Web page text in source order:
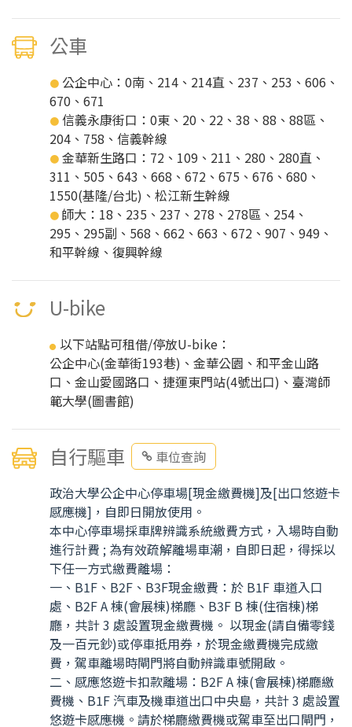
公車
● 公企中心：0南、214、214直、237、253、606、
670、671
● 信義永康街口：0東、20、22、38、88、88區、
204、758、信義幹線
● 金華新生路口：72、109、211、280、280直、
311、505、643、668、672、675、676、680、
1550(基隆/台北)、松江新生幹線
● 師大：18、235、237、278、278區、254、
295、295副、568、662、663、672、907、949、
和平幹線、復興幹線
U-bike
● 以下站點可租借/停放U-bike：
公企中心(金華街193巷)、金華公園、和平金山路
口、金山愛國路口、捷運東門站(4號出口)、臺灣師
範大學(圖書館)
自行驅車
車位查詢
政治大學公企中心停車場[現金繳費機]及[出口悠遊卡
感應機]，自即日開放使用。
本中心停車場採車牌辨識系統繳費方式，入場時自動
進行計費 ; 為有效疏解離場車潮，自即日起，得採以
下任一方式繳費離場：
一、B1F、B2F、B3F現金繳費：於 B1F 車道入口
處、B2F A 棟(會展棟)梯廳、B3F B 棟(住宿棟)梯
廳，共計 3 處設置現金繳費機。 以現金(請自備零錢
及一百元鈔)或停車抵用券，於現金繳費機完成繳
費，駕車離場時閘門將自動辨識車號開啟。
二、感應悠遊卡扣款離場：B2F A 棟(會展棟)梯廳繳
費機、B1F 汽車及機車道出口中央島，共計 3 處設置
悠遊卡感應機。請於梯廳繳費機或駕車至出口閘門，